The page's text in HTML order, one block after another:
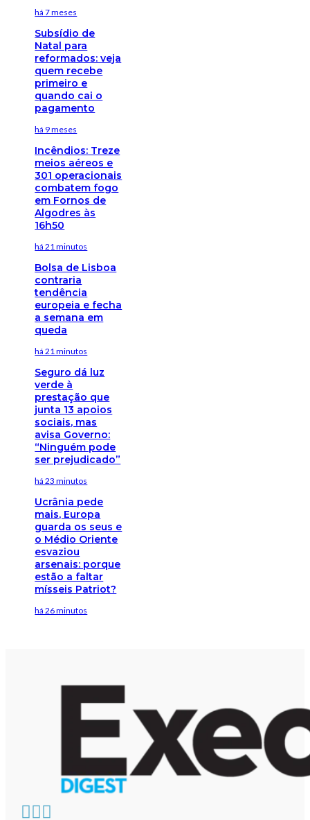
há 7 meses
Subsídio de
Natal para
reformados: veja
quem recebe
primeiro e
quando cai o
pagamento
há 9 meses
Incêndios: Treze
meios aéreos e
301 operacionais
combatem fogo
em Fornos de
Algodres às
16h50
há 21 minutos
Bolsa de Lisboa
contraria
tendência
europeia e fecha
a semana em
queda
há 21 minutos
Seguro dá luz
verde à
prestação que
junta 13 apoios
sociais, mas
avisa Governo:
“Ninguém pode
ser prejudicado”
há 23 minutos
Ucrânia pede
mais, Europa
guarda os seus e
o Médio Oriente
esvaziou
arsenais: porque
estão a faltar
mísseis Patriot?
há 26 minutos